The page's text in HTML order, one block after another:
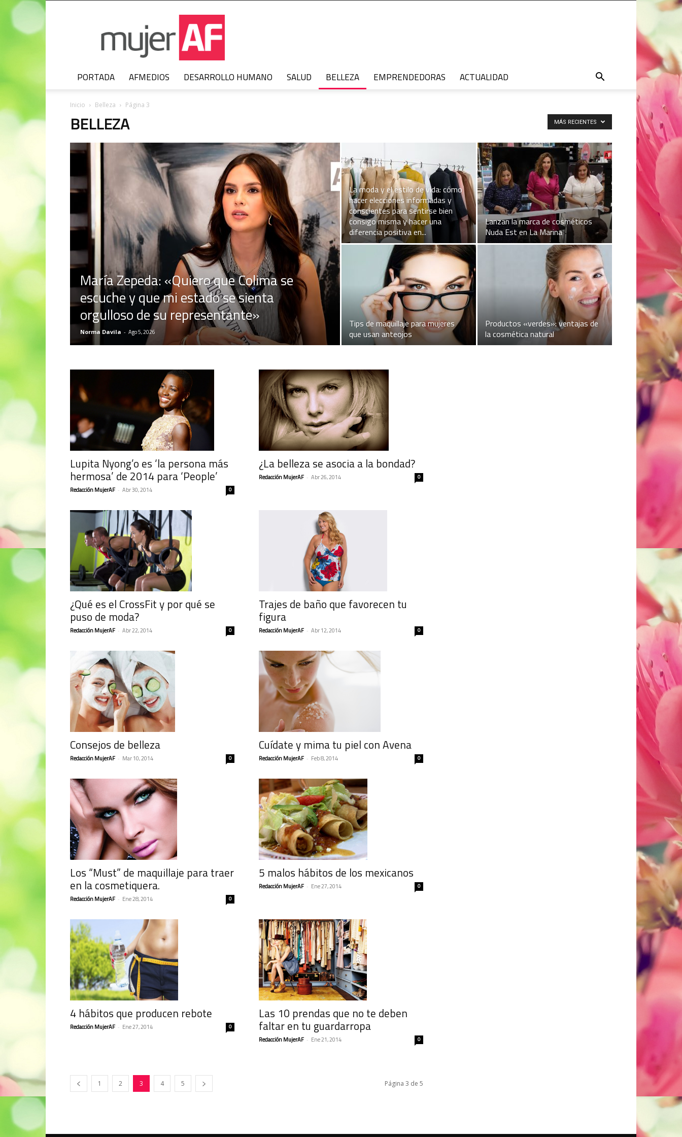
PORTADA AFMEDIOS DESARROLLO HUMANO SALUD BELLEZA EMPRENDEDORAS ACTUALIDAD
Inicio Belleza Página 3
BELLEZA MÁS RECIENTES
María Zepeda: «Quiero que Colima se
escuche y que mi estado se sienta
orgulloso de su representante»
Norma Davila - Ago 5, 2026
La moda y el estilo de vida: cómo
hacer elecciones informadas y
conscientes para sentirse bien
consigo misma y hacer una
diferencia positiva en...
Lanzan la marca de cosméticos
Nuda Est en La Marina
Tips de maquillaje para mujeres
que usan anteojos
Productos «verdes»: ventajas de
la cosmética natural
Lupita Nyong’o es ‘la persona más
hermosa’ de 2014 para ‘People’
Redacción MujerAF - Abr 30, 2014 0
¿La belleza se asocia a la bondad?
Redacción MujerAF - Abr 26, 2014 0
¿Qué es el CrossFit y por qué se
puso de moda?
Redacción MujerAF - Abr 22, 2014 0
Trajes de baño que favorecen tu
figura
Redacción MujerAF - Abr 12, 2014 0
Consejos de belleza
Redacción MujerAF - Mar 10, 2014 0
Cuídate y mima tu piel con Avena
Redacción MujerAF - Feb 8, 2014 0
Los “Must” de maquillaje para traer
en la cosmetiquera.
Redacción MujerAF - Ene 28, 2014 0
5 malos hábitos de los mexicanos
Redacción MujerAF - Ene 27, 2014 0
4 hábitos que producen rebote
Redacción MujerAF - Ene 27, 2014 0
Las 10 prendas que no te deben
faltar en tu guardarropa
Redacción MujerAF - Ene 21, 2014 0
1 2 3 4 5 Página 3 de 5